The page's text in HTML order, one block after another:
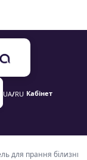
UA/RU Кабінет
для прання білизни